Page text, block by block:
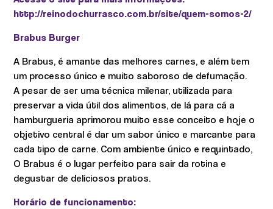
http://reinodochurrasco.com.br/site/quem-somos-2/
Brabus Burger
A Brabus, é amante das melhores carnes, e além tem
um processo único e muito saboroso de defumação.
A pesar de ser uma técnica milenar, utilizada para
preservar a vida útil dos alimentos, de lá para cá a
hamburgueria aprimorou muito esse conceito e hoje o
objetivo central é dar um sabor único e marcante para
cada tipo de carne. Com ambiente único e requintado,
O Brabus é o lugar perfeito para sair da rotina e
degustar de deliciosos pratos.
Horário de funcionamento: